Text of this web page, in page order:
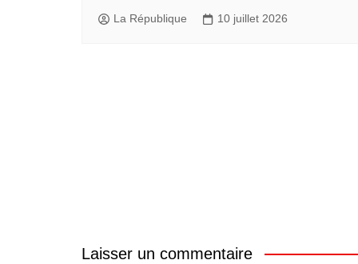
La République 10 juillet 2026
Laisser un commentaire